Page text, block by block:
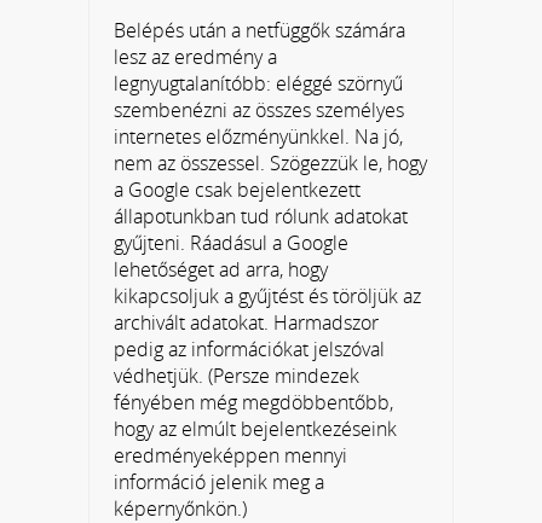
Belépés után a netfüggők számára
lesz az eredmény a
legnyugtalanítóbb: eléggé szörnyű
szembenézni az összes személyes
internetes előzményünkkel. Na jó,
nem az összessel. Szögezzük le, hogy
a Google csak bejelentkezett
állapotunkban tud rólunk adatokat
gyűjteni. Ráadásul a Google
lehetőséget ad arra, hogy
kikapcsoljuk a gyűjtést és töröljük az
archivált adatokat. Harmadszor
pedig az információkat jelszóval
védhetjük. (Persze mindezek
fényében még megdöbbentőbb,
hogy az elmúlt bejelentkezéseink
eredményeképpen mennyi
információ jelenik meg a
képernyőnkön.)